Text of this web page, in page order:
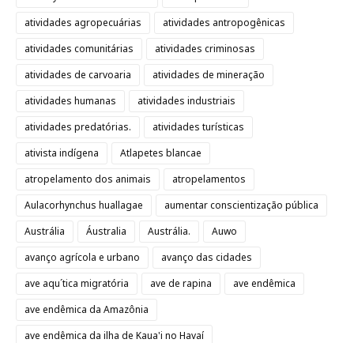
atividades agropecuárias
atividades antropogênicas
atividades comunitárias
atividades criminosas
atividades de carvoaria
atividades de mineração
atividades humanas
atividades industriais
atividades predatórias.
atividades turísticas
ativista indígena
Atlapetes blancae
atropelamento dos animais
atropelamentos
Aulacorhynchus huallagae
aumentar conscientização pública
Austrália
Áustralia Austrália.
Auwo
avanço agrícola e urbano
avanço das cidades
ave aqu´tica migratória
ave de rapina
ave endêmica
ave endêmica da Amazônia
ave endêmica da ilha de Kaua'i no Havaí